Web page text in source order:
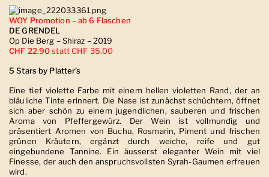
WOY Promotion – ab 6 Flaschen
DE GRENDEL
Op Die Berg – Shiraz – 2019
CHF 22.90 statt CHF 35.00
5 Stars by Platter’s
Eine tief violette Farbe mit einem hellen violetten Rand, der an
bläuliche Tinte erinnert. Die Nase ist zunächst schüchtern, öffnet
sich aber schön zu einem jugendlichen, sauberen und frischen
Aroma von Pfeffergewürz. Der Wein ist vollmundig und
präsentiert Aromen von Buchu, Rosmarin, Piment und frischen
grünen Kräutern, ergänzt durch weiche, reife und gut
eingebundene Tannine. Ein äusserst eleganter Wein mit viel
Finesse, der auch den anspruchsvollsten Syrah-Gaumen erfreuen
wird.